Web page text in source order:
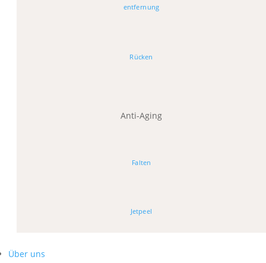
entfernung
Rücken
Anti-Aging
Falten
Jetpeel
Über uns